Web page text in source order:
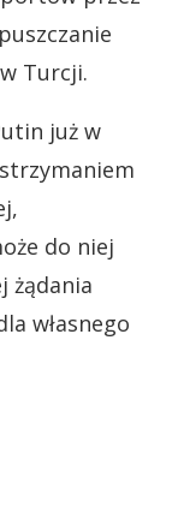
Turcji.
już w
do niej
żądania
własnego